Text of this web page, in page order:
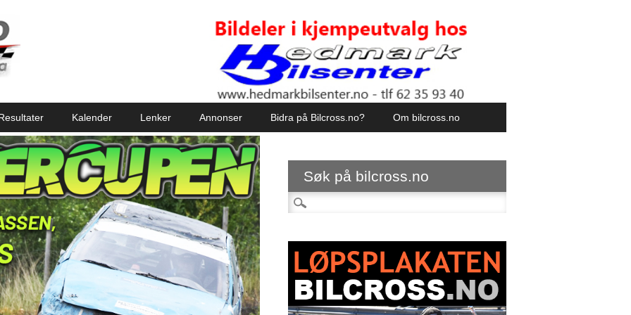
Kalender Lenker Annonser Bidra på Bilcross.no? Om bilcross.no
Søk på bilcross.no
Søk etter: